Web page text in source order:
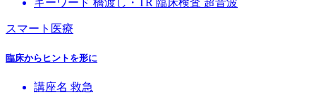
キーワード 橋渡し・TR 臨床検査 超音波
スマート医療
臨床からヒントを形に
講座名 救急